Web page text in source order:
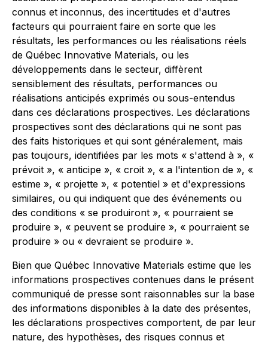
connus et inconnus, des incertitudes et d'autres
facteurs qui pourraient faire en sorte que les
résultats, les performances ou les réalisations réels
de Québec Innovative Materials, ou les
développements dans le secteur, diffèrent
sensiblement des résultats, performances ou
réalisations anticipés exprimés ou sous-entendus
dans ces déclarations prospectives. Les déclarations
prospectives sont des déclarations qui ne sont pas
des faits historiques et qui sont généralement, mais
pas toujours, identifiées par les mots « s'attend à », «
prévoit », « anticipe », « croit », « a l'intention de », «
estime », « projette », « potentiel » et d'expressions
similaires, ou qui indiquent que des événements ou
des conditions « se produiront », « pourraient se
produire », « peuvent se produire », « pourraient se
produire » ou « devraient se produire ».
Bien que Québec Innovative Materials estime que les
informations prospectives contenues dans le présent
communiqué de presse sont raisonnables sur la base
des informations disponibles à la date des présentes,
les déclarations prospectives comportent, de par leur
nature, des hypothèses, des risques connus et